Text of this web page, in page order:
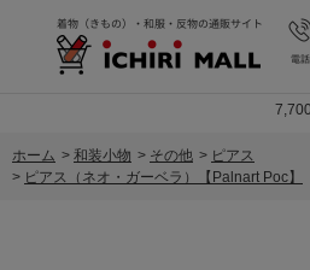
ホーム > 和装小物 > その他 > ピアス
> ピアス（ネオ・ガーベラ）【Palnart Poc】